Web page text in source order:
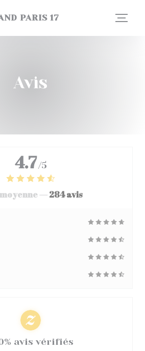
PARIS 17
Avis
4.7/5
—284 avis
avis vérifiés